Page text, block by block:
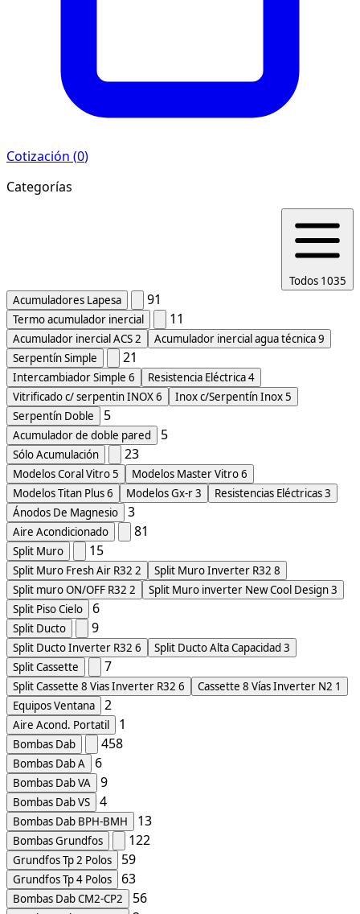
Cotización (0)
Categorías
Todos 1035
Acumuladores Lapesa
91
Termo acumulador inercial 11
Acumulador inercial ACS2 Acumulador inercial agua técnica9
Serpentín Simple
21
Intercambiador Simple 6 Resistencia Eléctrica4
Vitrificado c/ serpentin INOX6 Inox c/Serpentín Inox5
Serpentín Doble
5
Acumulador de doble pared 5
Sólo Acumulación 23
Modelos Coral Vitro5 Modelos Master Vitro6
Modelos Titan Plus6 Modelos Gx-r3 Resistencias Eléctricas3
Ánodos De Magnesio
3
Aire Acondicionado 81
Split Muro 15
Split Muro Fresh Air R32 2 Split Muro Inverter R32 8
Split muro ON/OFF R32 2 Split Muro inverter New Cool Design3
Split Piso Cielo
6
Split Ducto 9
Split Ducto Inverter R32 6 Split Ducto Alta Capacidad 3
Split Cassette
7
Split Cassette 8 Vias Inverter R32 6 Cassette 8 Vías Inverter N2 1
Equipos Ventana
2
Aire Acond. Portatil 1
Bombas Dab 458
Bombas Dab A 6
Bombas Dab VA 9
Bombas Dab VS 4
Bombas Dab BPH-BMH 13
Bombas Grundfos 122
Grundfos Tp 2 Polos 59
Grundfos Tp 4 Polos 63
Bombas Dab CM2-CP2 56